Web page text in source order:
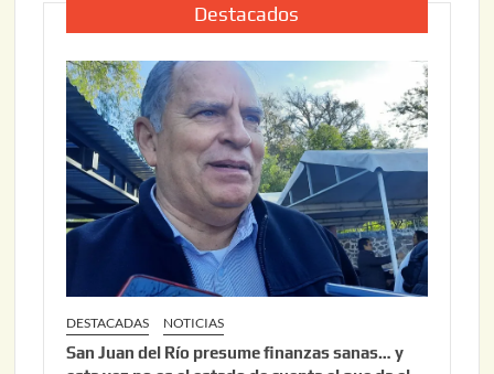
0
2
6
o
2
2
,
2
6
Destacados
DESTACADAS NOTICIAS
San Juan del Río presume finanzas sanas… y